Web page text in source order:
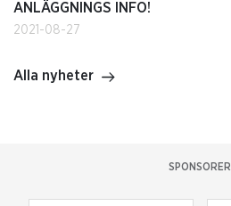
ANLÄGGNINGS INFO!
2021-08-27
Alla nyheter
SPONSORER